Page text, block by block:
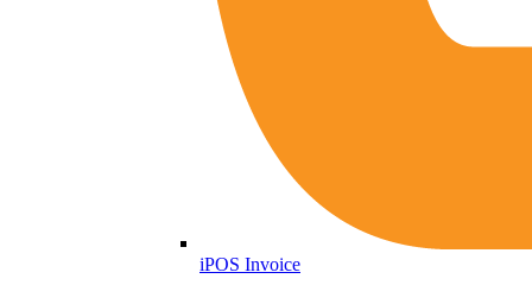
iPOS Invoice